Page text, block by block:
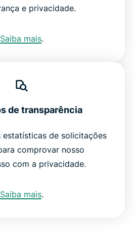
e privacidade.
Saiba mais.
de transparência
estatísticas de solicitações
comprovar nosso
com a privacidade.
Saiba mais.